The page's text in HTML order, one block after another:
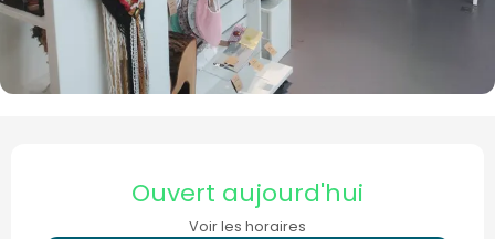
Ouvert aujourd'hui
Voir les horaires